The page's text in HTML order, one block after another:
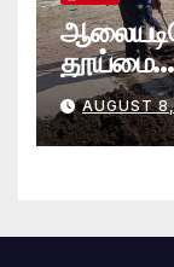
தூய்மை
பிரதேச
இணைந்து
AUGUST